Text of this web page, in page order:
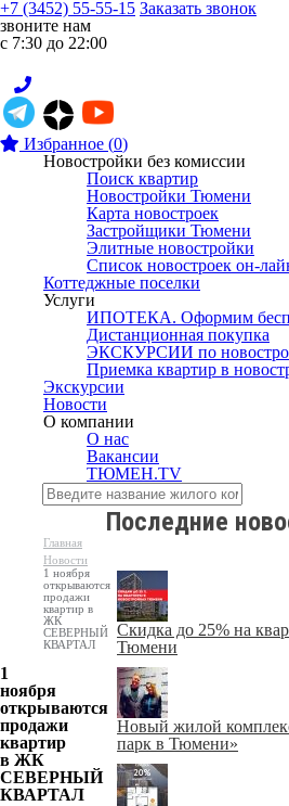
+7 (3452) 55-55-15 Заказать звонок
звоните нам
с 7:30 до 22:00
Избранное (0)
Новостройки без комиссии
Поиск квартир
Новостройки Тюмени
Карта новостроек
Застройщики Тюмени
Элитные новостройки
Список новостроек он-
Коттеджные поселки
Услуги
ИПОТЕКА. Оформим
Дистанционная покупка
ЭКСКУРСИИ по
Приемка квартир в
Экскурсии
Новости
О компании
О нас
Вакансии
ТЮМЕН.TV
Главная
Новости
1 ноября
открываются
продажи
квартир в
ЖК
СЕВЕРНЫЙ
КВАРТАЛ
1
ноября
открываются
продажи
квартир
в ЖК
СЕВЕРНЫЙ
КВАРТАЛ
Последние
Скидка до 25% на
Тюмени
Новый жилой
парк в Тюмени»